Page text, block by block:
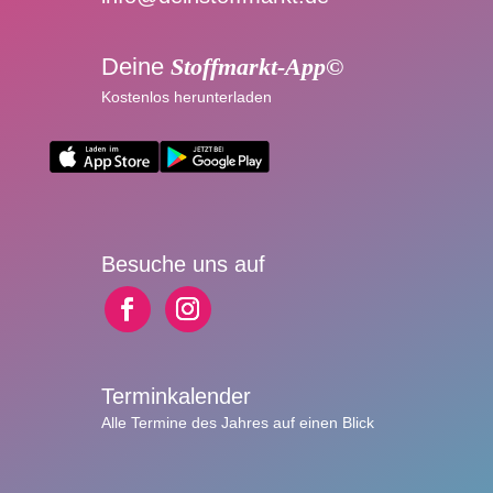
Deine Stoffmarkt-App©
Kostenlos herunterladen
Besuche uns auf
Terminkalender
Alle Termine des Jahres auf einen Blick